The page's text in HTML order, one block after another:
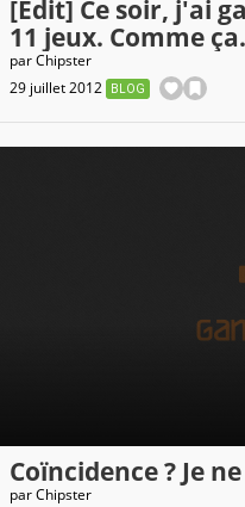
[Edit] Ce soir, j'ai
11 jeux. Comme ça.
parChipster
29 juillet 2012
BLOG
Coïncidence ? Je
parChipster